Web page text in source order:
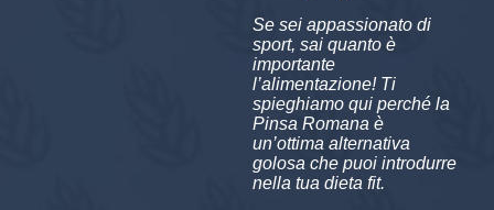
Se sei appassionato di
sport, sai quanto è
importante
l’alimentazione! Ti
spieghiamo qui perché la
Pinsa Romana è
un’ottima alternativa
golosa che puoi introdurre
nella tua dieta fit.